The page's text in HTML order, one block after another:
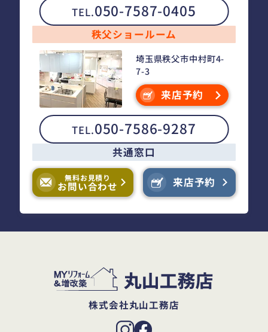
TEL.050-7587-0405
秩父ショールーム
埼玉県秩父市中村町4-
7-3
来店予約
TEL.050-7586-9287
共通窓口
来店予約
無料お見積り
お問い合わせ
株式会社丸山工務店